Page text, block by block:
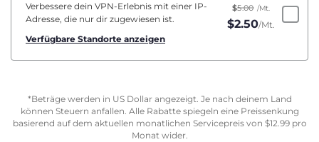
Verbessere dein VPN-Erlebnis mit einer IP-
Adresse, die nur dir zugewiesen ist.
Verfügbare Standorte anzeigen
$5.00 /Mt.
$2.50/Mt.
*Beträge werden in US Dollar angezeigt. Je nach deinem Land
können Steuern anfallen. Alle Rabatte spiegeln eine Preissenkung
basierend auf dem aktuellen monatlichen Servicepreis von $12.99pro
Monat wider.